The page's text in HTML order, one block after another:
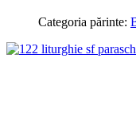
Categoria părinte: